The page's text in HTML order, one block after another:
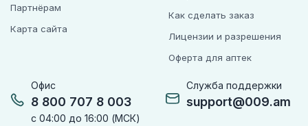
Офис
8 800 707 8 003
с 04:00 до 16:00 (МСК)
Служба поддержки
support@009.am
Партнёрам
Карта сайта
Как сделать заказ
Лицензии и разрешения
Оферта для аптек